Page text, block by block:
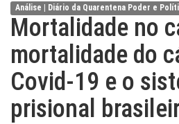
Análise | Diário da Quarentena Poder e
Mortalidade no
mortalidade do
Covid-19 e o
prisional